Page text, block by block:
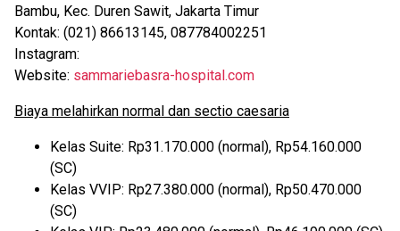
Bambu, Kec. Duren Sawit, Jakarta Timur
Kontak: (021) 86613145, 087784002251
Instagram:
Website: sammariebasra-hospital.com
Biaya melahirkan normal dan sectio caesaria
Kelas Suite: Rp31.170.000 (normal), Rp54.160.000
(SC)
Kelas VVIP: Rp27.380.000 (normal), Rp50.470.000
(SC)